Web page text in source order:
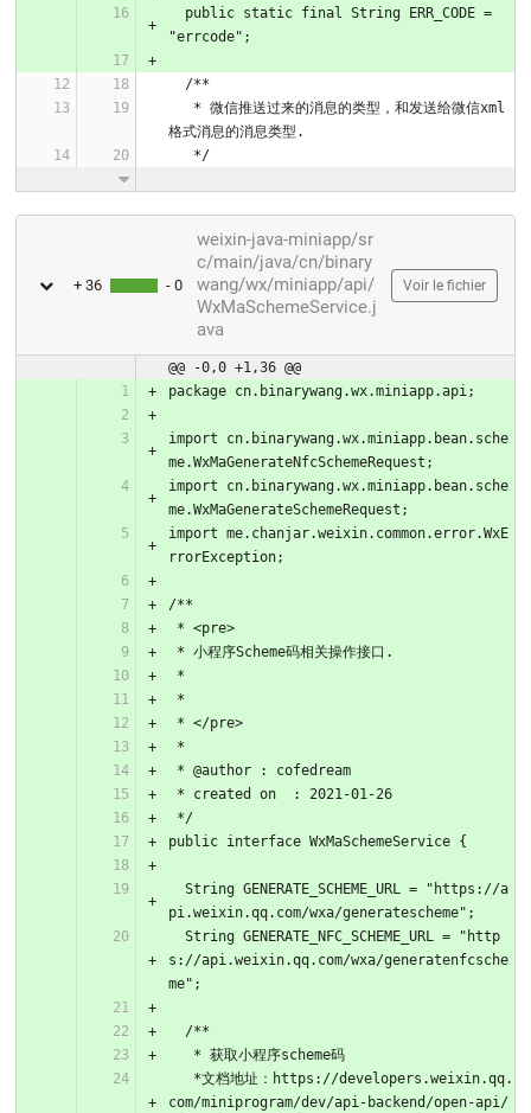
"errcode";
  /**
格式消息的消息类型.
   */
+ 36 - 0
weixin-java-miniapp/sr
c/main/java/cn/binary
wang/wx/miniapp/api/
WxMaSchemeService.j
ava
Voir le fichier
@@ -0,0 +1,36 @@
package cn.binarywang.wx.miniapp.api;
import cn.binarywang.wx.miniapp.bean.sche
me.WxMaGenerateNfcSchemeRequest;
import cn.binarywang.wx.miniapp.bean.sche
me.WxMaGenerateSchemeRequest;
import me.chanjar.weixin.common.error.WxE
rrorException;
/**
* <pre>
* 小程序Scheme码相关操作接口.
*
*
* </pre>
*
* @author : cofedream
* created on  : 2021-01-26
*/
public interface WxMaSchemeService {
pi.weixin.qq.com/wxa/generatescheme";
s://api.weixin.qq.com/wxa/generatenfcsche
me";
  /**
   * 获取小程序scheme码
com/miniprogram/dev/api-backend/open-api/